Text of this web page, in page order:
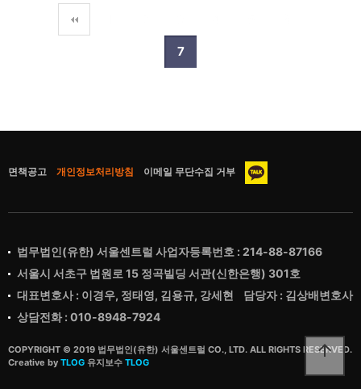
7
면책공고 개인정보처리방침 이메일 무단수집 거부
법무법인(유한) 서울센트럴 사업자등록번호 : 214-88-87166
서울시 서초구 법원로 15 정곡빌딩 서관(신한은행) 301호
대표변호사 : 이경우, 정태영, 김용규, 강세현 담당자 : 김상배변호사
상담전화 : 010-8948-7924
COPYRIGHT © 2019 법무법인(유한) 서울센트럴 CO., LTD. ALL RIGHTS RESERVED.
Creative by TLOG 유지보수 TLOG
arrow_upward